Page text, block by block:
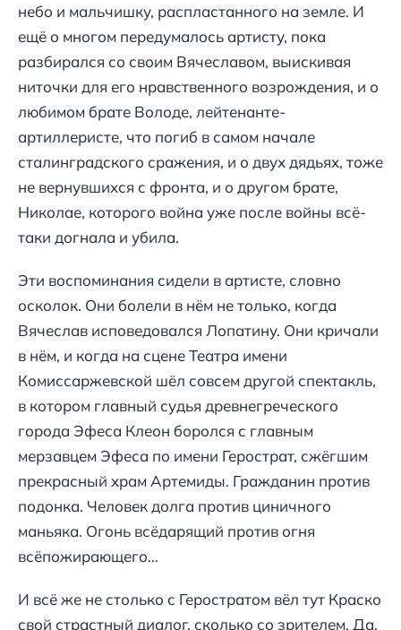
небо и мальчишку, распластанного на земле. И
ещё о многом передумалось артисту, пока
разбирался со своим Вячеславом, выискивая
ниточки для его нравственного возрождения, и о
любимом брате Володе, лейтенанте-
артиллеристе, что погиб в самом начале
сталинградского сражения, и о двух дядьях, тоже
не вернувшихся с фронта, и о другом брате,
Николае, которого война уже после войны всё-
таки догнала и убила.
Эти воспоминания сидели в артисте, словно
осколок. Они болели в нём не только, когда
Вячеслав исповедовался Лопатину. Они кричали
в нём, и когда на сцене Театра имени
Комиссаржевской шёл совсем другой спектакль,
в котором главный судья древнегреческого
города Эфеса Клеон боролся с главным
мерзавцем Эфеса по имени Герострат, сжёгшим
прекрасный храм Артемиды. Гражданин против
подонка. Человек долга против циничного
маньяка. Огонь всёдарящий против огня
всёпожирающего…
И всё же не столько с Геростратом вёл тут Краско
свой страстный диалог, сколько со зрителем. Да,